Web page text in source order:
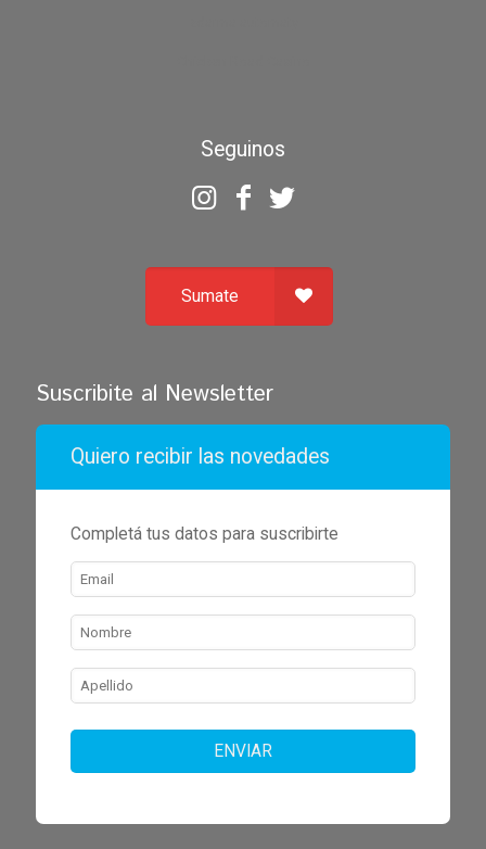
Seguinos
Sumate
Suscribite al Newsletter
Quiero recibir las novedades
Completá tus datos para suscribirte
ENVIAR